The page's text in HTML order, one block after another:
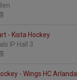
- Kista Hockey
IP Hall 3
- Wings HC Arlanda